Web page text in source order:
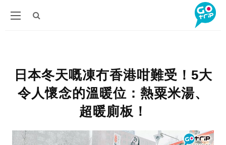
日本冬天嘅凍冇香港咁難受！5大
令人懷念的溫暖位：熱粟米湯、
超暖廁板！